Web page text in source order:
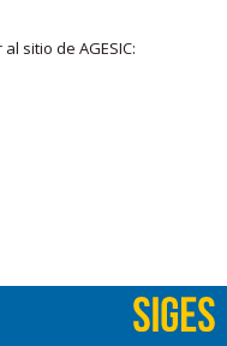
sitio de AGESIC: